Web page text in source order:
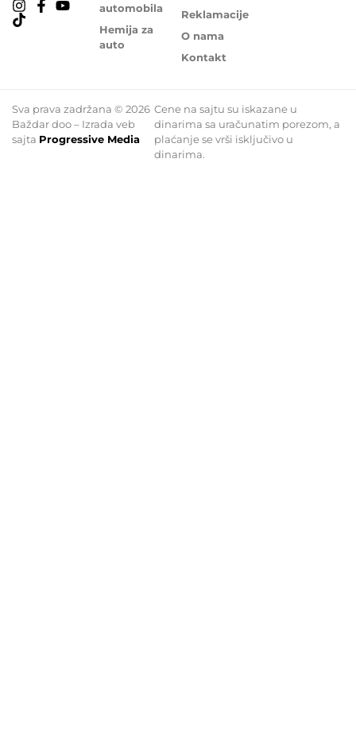
automobila
Hemija za
auto
Reklamacije
O nama
Kontakt
Sva prava zadržana © 2026
Baždar doo – Izrada veb
sajta Progressive Media
Cene na sajtu su iskazane u
dinarima sa uračunatim porezom, a
plaćanje se vrši isključivo u
dinarima.